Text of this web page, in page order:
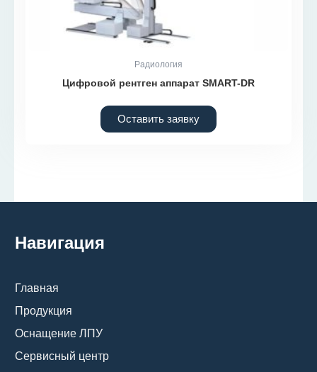
Радиология
Цифровой рентген аппарат SMART-DR
Оставить заявку
Навигация
Главная
Продукция
Оснащение ЛПУ
Сервисный центр